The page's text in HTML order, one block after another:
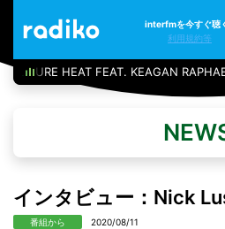
interfmを今すぐ聴
利用規約等
HEAT FEAT. KEAGAN RAPHAEL
インタビュー：Nick
番組から 2020/08/11